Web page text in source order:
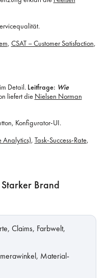
, CSAT – Customer Satisfaction,
Detail. Leitfrage: Wie
liefert die Nielsen Norman
Konfigurator-UI.
Analytics), Task-Success-Rate,
Brand
Claims, Farbwelt,
Material-